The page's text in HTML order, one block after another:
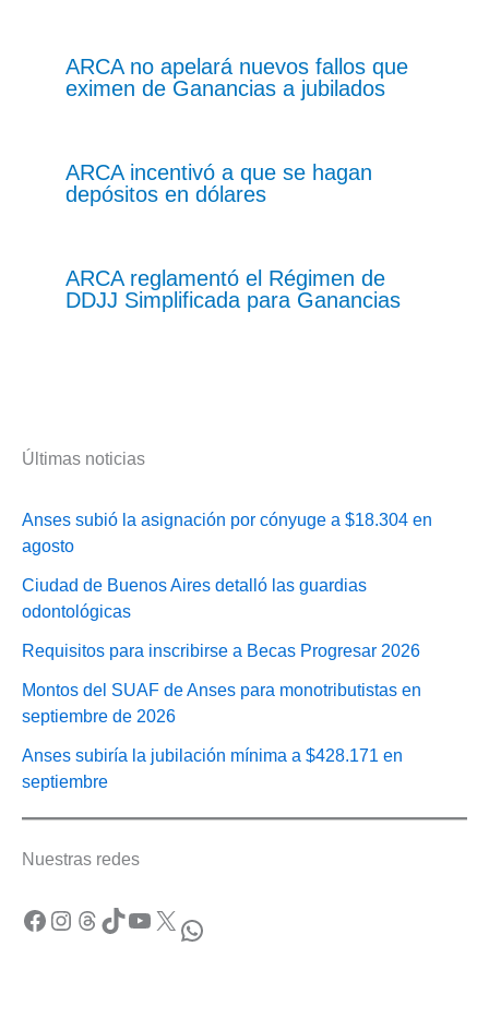
ARCA no apelará nuevos fallos que
eximen de Ganancias a jubilados
ARCA incentivó a que se hagan
depósitos en dólares
ARCA reglamentó el Régimen de
DDJJ Simplificada para Ganancias
Últimas noticias
Anses subió la asignación por cónyuge a $18.304 en
agosto
Ciudad de Buenos Aires detalló las guardias
odontológicas
Requisitos para inscribirse a Becas Progresar 2026
Montos del SUAF de Anses para monotributistas en
septiembre de 2026
Anses subiría la jubilación mínima a $428.171 en
septiembre
Nuestras redes
Facebook Instagram Threads TikTok YouTube X WhatsApp